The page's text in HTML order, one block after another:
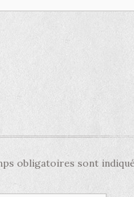
obligatoires sont